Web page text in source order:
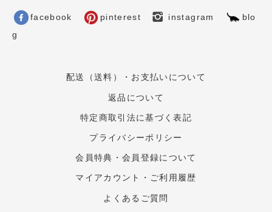
facebook pinterest instagram
blo
g
配送（送料）・お支払いについて
返品について
特定商取引法に基づく表記
プライバシーポリシー
会員特典・会員登録について
マイアカウント・ご利用履歴
よくあるご質問